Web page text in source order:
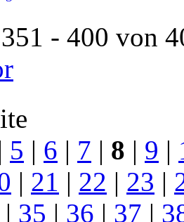
351 - 400
| 5 | 6 | 7 | 8 | 9 |
| 21 | 22 | 23 |
| 35 | 36 | 37 |